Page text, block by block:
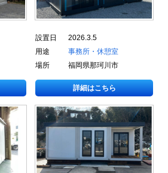
設置日
2026.3.5
用途
事務所・休憩室
場所
福岡県那珂川市
詳細はこちら